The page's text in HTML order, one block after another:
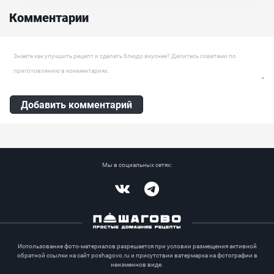
Филе судака, Картофель, Морковь , Красный лук, Свежая зелень
Комментарии
Оставить комментарий
Добавить комментарий
Мы в социальных сетях:
Использование фото-материалов разрешается при условии размещения активной
обратной ссылки на сайт poshagovo.ru и присутствии ватермарка на фотографии в
неизменнов виде.